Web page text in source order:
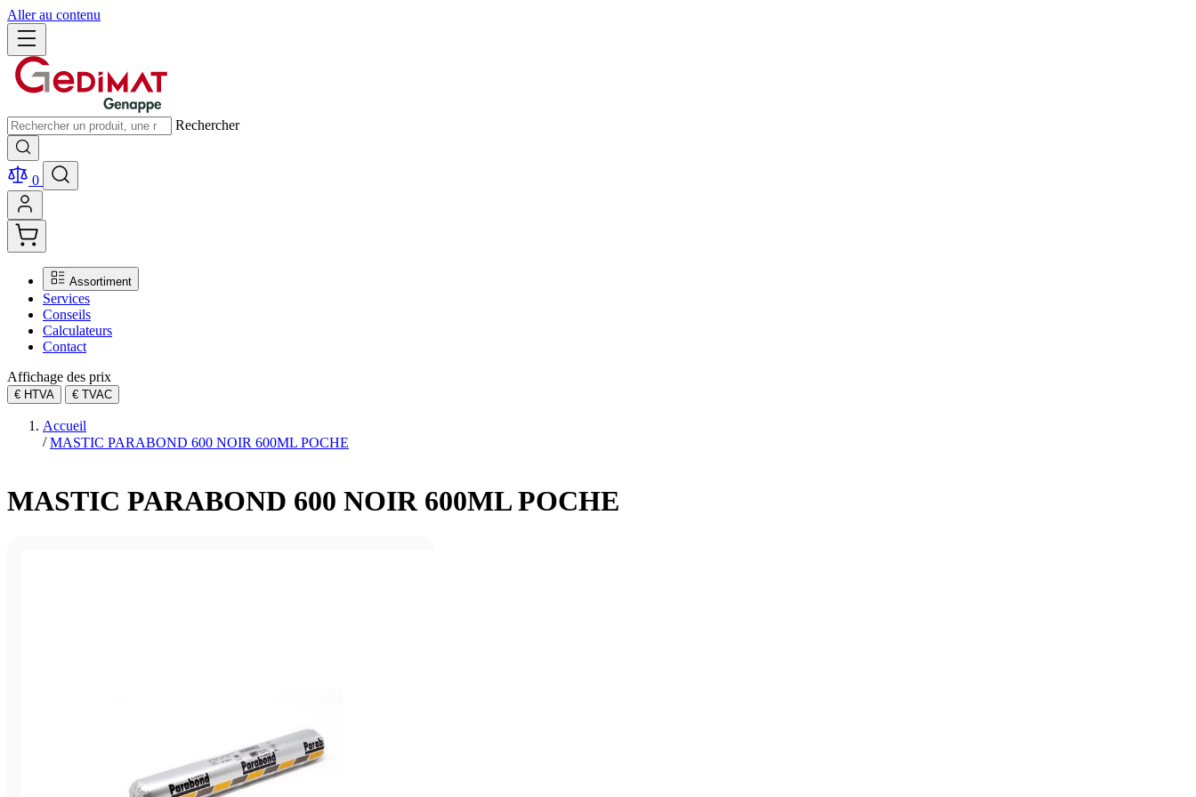
Aller au contenu
Rechercher
0
Assortiment
Services
Conseils
Calculateurs
Contact
Affichage des prix
€ HTVA € TVAC
Accueil
/ MASTIC PARABOND 600 NOIR 600ML POCHE
MASTIC PARABOND 600 NOIR 600ML POCHE